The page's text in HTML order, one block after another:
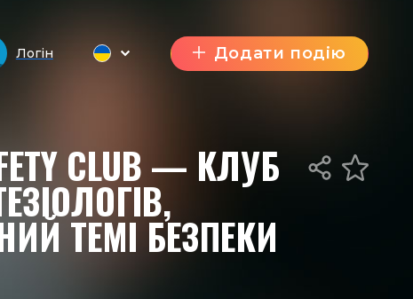
Логін Додати подію
CLUB — КЛУБ
ТЕМІ БЕЗПЕКИ